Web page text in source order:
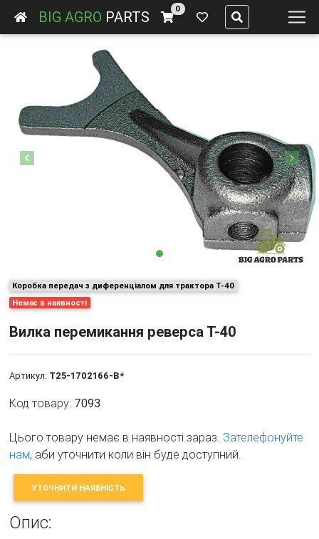
BIG AGRO PARTS 0
Previous Next
Коробка передач з диференціалом для трактора Т-40
Немає в наявності
Вилка перемикання реверса Т-40
Артикул: Т25-1702166-В*
Код товару: 7093
Цього товару немає в наявності зараз. Зателефонуйте
нам, аби уточнити коли він буде доступний.
УТОЧНИТИ НАЯВНІСТЬ
Опис: